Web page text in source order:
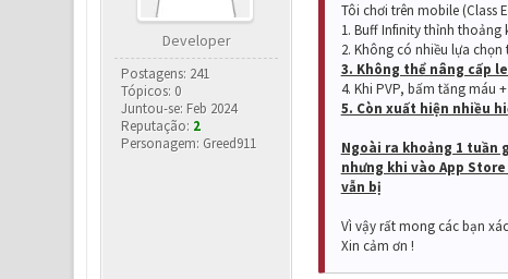
Developer
Postagens: 241
Tópicos: 0
Juntou-se: Feb 2024
Reputação: 2
Personagem: Greed911
Tôi chơi trên mobile (Class
1. Buff Infinity thỉnh thoảng
2. Không có nhiều lựa
3. Không thể nâng cấp
4. Khi PVP, bấm tăng máu
5. Còn xuất hiện nhiều
Ngoài ra khoảng 1 tuần
nhưng khi vào App
vẫn bị
Vì vậy rất mong các bạn
Xin cảm ơn !